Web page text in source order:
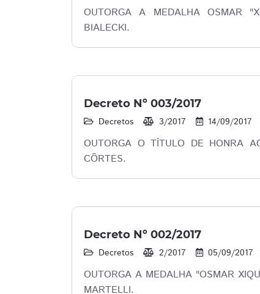
OUTORGA A MEDALHA OSMAR
BIALECKI.
Decreto Nº 003/2017
Decretos 3/2017 14/09/2017
OUTORGA O TÍTULO DE HONRA
CÔRTES.
Decreto Nº 002/2017
Decretos 2/2017 05/09/2017
OUTORGA A MEDALHA "OSMAR
MARTELLI.